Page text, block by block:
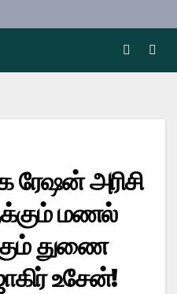
ரேஷன் அரிசி
மணல்
துணை
உசேன்!